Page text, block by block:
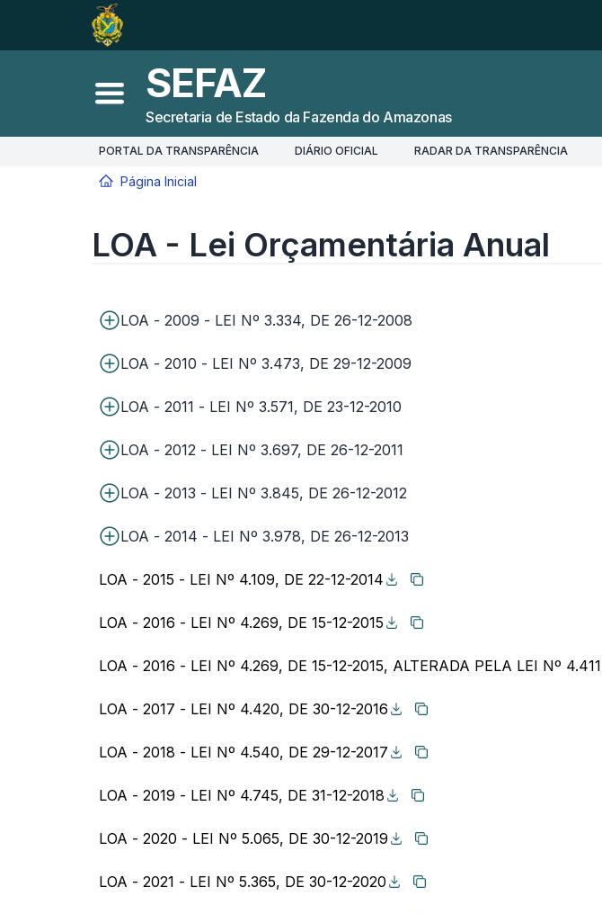
Ir para a
Busca 2
Abrir menu principal
SEFAZ
Secretaria de Estado da Fazenda do Amazonas
PORTAL DA TRANSPARÊNCIA DIÁRIO OFICIAL RADAR DA TRANSPARÊNCIA
Você está aqui:
Página Inicial
LOA - Lei Orçamentária Anual
LOA - 2009 - LEI Nº 3.334, DE 26-12-2008
LOA - 2010 - LEI Nº 3.473, DE 29-12-2009
LOA - 2011 - LEI Nº 3.571, DE 23-12-2010
LOA - 2012 - LEI Nº 3.697, DE 26-12-2011
LOA - 2013 - LEI Nº 3.845, DE 26-12-2012
LOA - 2014 - LEI Nº 3.978, DE 26-12-2013
LOA - 2015 - LEI Nº 4.109, DE 22-12-2014 Copiar link
LOA - 2016 - LEI Nº 4.269, DE 15-12-2015 Copiar link
LOA - 2016 - LEI Nº 4.269, DE 15-12-2015, ALTERADA PELA LEI Nº
LOA - 2017 - LEI Nº 4.420, DE 30-12-2016 Copiar link
LOA - 2018 - LEI Nº 4.540, DE 29-12-2017 Copiar link
LOA - 2019 - LEI Nº 4.745, DE 31-12-2018 Copiar link
LOA - 2020 - LEI Nº 5.065, DE 30-12-2019 Copiar link
LOA - 2021 - LEI Nº 5.365, DE 30-12-2020 Copiar link